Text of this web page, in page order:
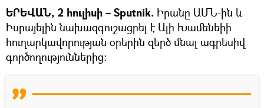
ԵՐԵՎԱՆ, 2 հուլիսի – Sputnik. Իրանը ԱՄՆ-ին և
Իսրայելին նախազգուշացրել է Ալի Խամենեիի
հուղարկավորության օրերին զերծ մնալ ագրեսիվ
գործողություններից: